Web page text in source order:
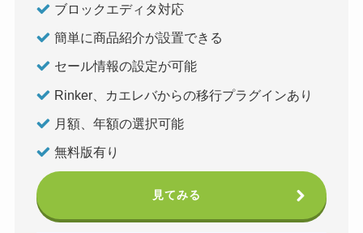
ブロックエディタ対応
簡単に商品紹介が設置できる
セール情報の設定が可能
Rinker、カエレバからの移行プラグインあり
月額、年額の選択可能
無料版有り
見てみる